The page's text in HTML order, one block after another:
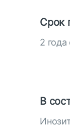
Срок
2
В